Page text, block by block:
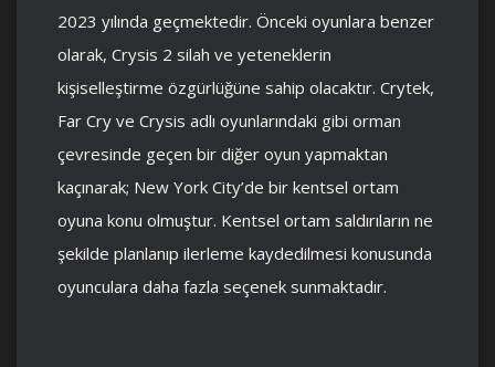
2023 yılında geçmektedir. Önceki oyunlara benzer
olarak, Crysis 2 silah ve yeteneklerin
kişiselleştirme özgürlüğüne sahip olacaktır. Crytek,
Far Cry ve Crysis adlı oyunlarındaki gibi orman
çevresinde geçen bir diğer oyun yapmaktan
kaçınarak; New York City’de bir kentsel ortam
oyuna konu olmuştur. Kentsel ortam saldırıların ne
şekilde planlanıp ilerleme kaydedilmesi konusunda
oyunculara daha fazla seçenek sunmaktadır.